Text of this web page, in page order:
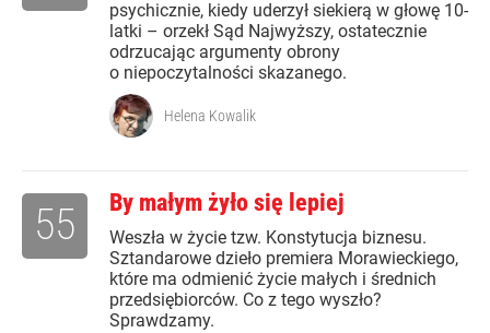
psychicznie, kiedy uderzył siekierą w głowę 10-
latki – orzekł Sąd Najwyższy, ostatecznie
odrzucając argumenty obrony
o niepoczytalności skazanego.
Helena Kowalik
By małym żyło się lepiej
Weszła w życie tzw. Konstytucja biznesu.
Sztandarowe dzieło premiera Morawieckiego,
które ma odmienić życie małych i średnich
przedsiębiorców. Co z tego wyszło?
Sprawdzamy.
55